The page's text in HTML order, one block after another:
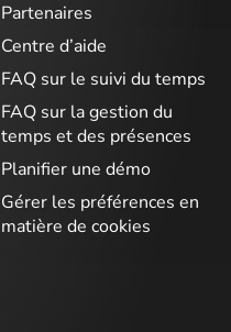
Partenaires
Centre d’aide
FAQ sur le suivi du temps
FAQ sur la gestion du
temps et des présences
Planifier une démo
Gérer les préférences en
matière de cookies